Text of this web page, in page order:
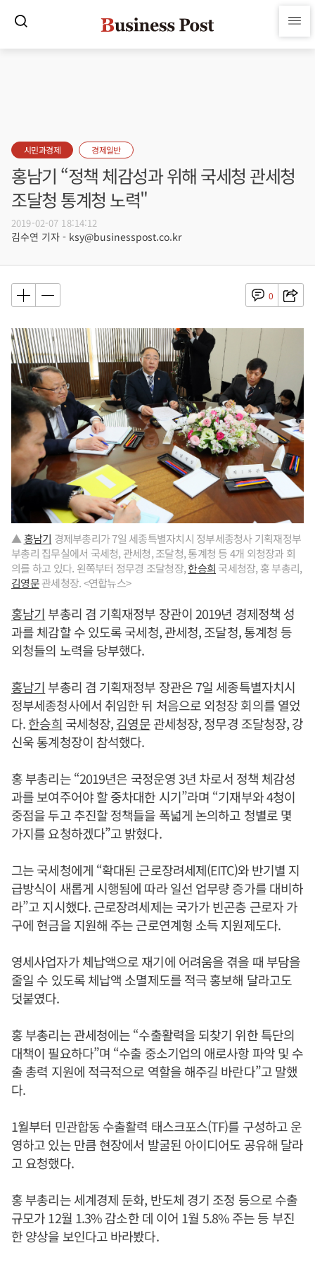
시민과경제 경제일반
홍남기 “정책 체감성과 위해 국세청 관세청
조달청 통계청 노력"
2019-02-07 18:14:12
김수연 기자 - ksy@businesspost.co.kr
0
▲홍남기 경제부총리가 7일 세종특별자치시 정부세종청사 기획재정부
부총리 집무실에서 국세청, 관세청, 조달청, 통계청 등 4개 외청장과 회
의를 하고 있다. 왼쪽부터 정무경 조달청장,한승희 국세청장, 홍 부총리,
김영문관세청장. <연합뉴스>
홍남기부총리 겸 기획재정부 장관이 2019년 경제정책 성
과를 체감할 수 있도록 국세청, 관세청, 조달청, 통계청 등
외청들의 노력을 당부했다.
홍남기부총리 겸 기획재정부 장관은 7일 세종특별자치시
정부세종청사에서 취임한 뒤 처음으로 외청장 회의를 열었
다.한승희 국세청장,김영문관세청장, 정무경 조달청장, 강
신욱 통계청장이 참석했다.
홍 부총리는 “2019년은 국정운영 3년 차로서 정책 체감성
과를 보여주어야 할 중차대한 시기”라며 “기재부와 4청이
중점을 두고 추진할 정책들을 폭넓게 논의하고 청별로 몇
가지를 요청하겠다”고 밝혔다.
그는 국세청에게 “확대된 근로장려세제(EITC)와 반기별 지
급방식이 새롭게 시행됨에 따라 일선 업무량 증가를 대비하
라”고 지시했다. 근로장려세제는 국가가 빈곤층 근로자 가
구에 현금을 지원해 주는 근로연계형 소득 지원제도다.
영세사업자가 체납액으로 재기에 어려움을 겪을 때 부담을
줄일 수 있도록 체납액 소멸제도를 적극 홍보해 달라고도
덧붙였다.
홍 부총리는 관세청에는 “수출활력을 되찾기 위한 특단의
대책이 필요하다”며 “수출 중소기업의 애로사항 파악 및 수
출 총력 지원에 적극적으로 역할을 해주길 바란다”고 말했
다.
1월부터 민관합동 수출활력 태스크포스(TF)를 구성하고 운
영하고 있는 만큼 현장에서 발굴된 아이디어도 공유해 달라
고 요청했다.
홍 부총리는 세계경제 둔화, 반도체 경기 조정 등으로 수출
규모가 12월 1.3% 감소한 데 이어 1월 5.8% 주는 등 부진
한 양상을 보인다고 바라봤다.